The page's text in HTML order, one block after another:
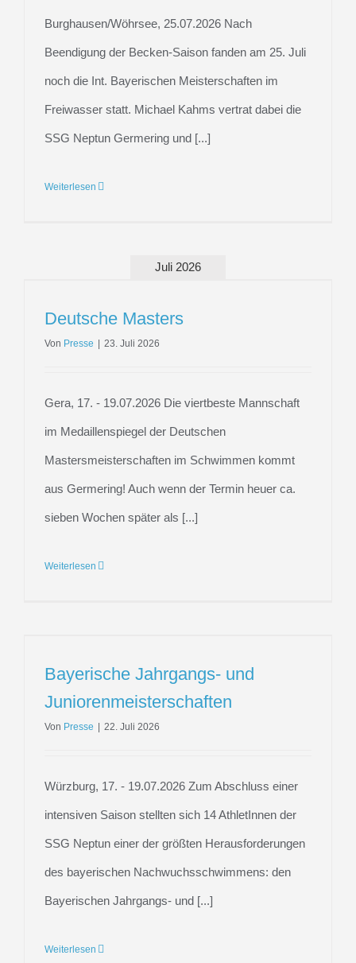
Burghausen/Wöhrsee, 25.07.2026 Nach
Beendigung der Becken-Saison fanden am 25. Juli
noch die Int. Bayerischen Meisterschaften im
Freiwasser statt. Michael Kahms vertrat dabei die
SSG Neptun Germering und [...]
Weiterlesen
Juli 2026
Deutsche Masters
Von Presse 23. Juli 2026
Gera, 17. - 19.07.2026 Die viertbeste Mannschaft
im Medaillenspiegel der Deutschen
Mastersmeisterschaften im Schwimmen kommt
aus Germering! Auch wenn der Termin heuer ca.
sieben Wochen später als [...]
Weiterlesen
Bayerische Jahrgangs- und
Juniorenmeisterschaften
Von Presse 22. Juli 2026
Würzburg, 17. - 19.07.2026 Zum Abschluss einer
intensiven Saison stellten sich 14 AthletInnen der
SSG Neptun einer der größten Herausforderungen
des bayerischen Nachwuchsschwimmens: den
Bayerischen Jahrgangs- und [...]
Weiterlesen